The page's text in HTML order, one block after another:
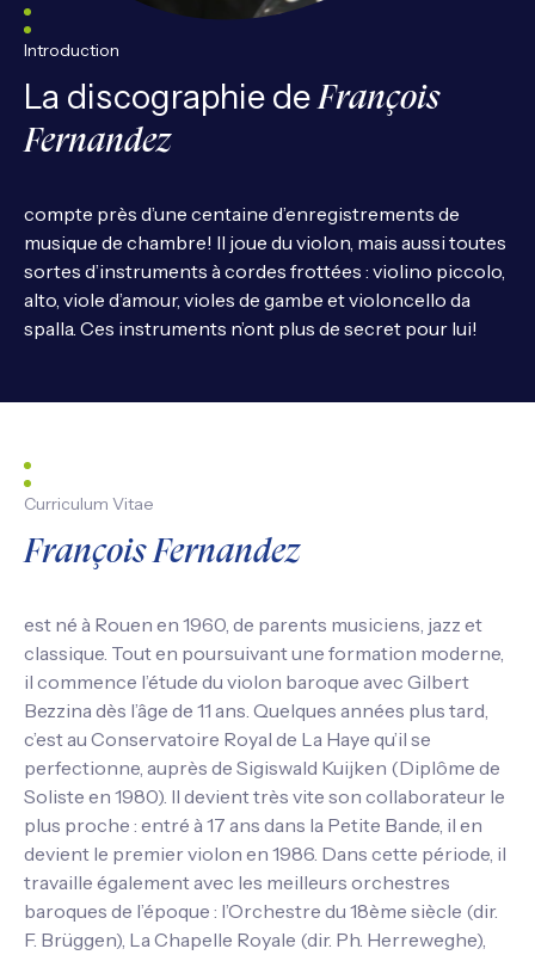
Introduction
La discographie deFrançois
Fernandez
compte près d’une centaine d’enregistrements de
musique de chambre! Il joue du violon, mais aussi toutes
sortes d’instruments à cordes frottées : violino piccolo,
alto, viole d’amour, violes de gambe et violoncello da
spalla. Ces instruments n’ont plus de secret pour lui!
Curriculum Vitae
François Fernandez
est né à Rouen en 1960, de parents musiciens, jazz et
classique. Tout en poursuivant une formation moderne,
il commence l’étude du violon baroque avec Gilbert
Bezzina dès l’âge de 11 ans. Quelques années plus tard,
c’est au Conservatoire Royal de La Haye qu’il se
perfectionne, auprès de Sigiswald Kuijken (Diplôme de
Soliste en 1980). Il devient très vite son collaborateur le
plus proche : entré à 17 ans dans la Petite Bande, il en
devient le premier violon en 1986. Dans cette période, il
travaille également avec les meilleurs orchestres
baroques de l’époque : l’Orchestre du 18ème siècle (dir.
F. Brüggen), La Chapelle Royale (dir. Ph. Herreweghe),